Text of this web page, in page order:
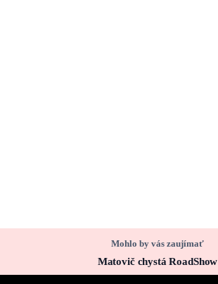
Mohlo by vás zaujímať
Matovič chystá RoadShow